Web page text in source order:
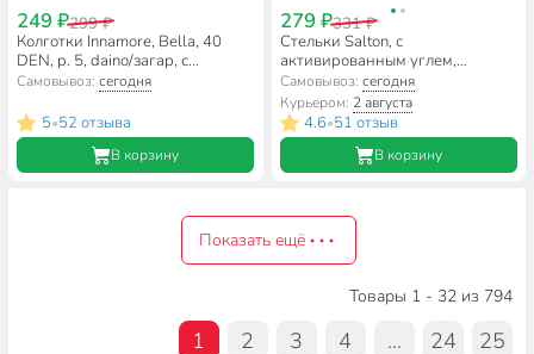
249 ₽299 ₽
Колготки Innamore, Bella, 40
DEN, р. 5, daino/загар, с
шортиками и прозрачным
Самовывоз:сегодня
5•52 отзыва
В корзину
279 ₽331 ₽
Стельки Salton, с
активированным углем,
Антибактериальные,
всесезонные, 53/00
Самовывоз: сегодня
Курьером: 2 августа
4.6•51 отзыв
В корзину
Показать ещё
Товары 1 - 32 из 794
1 2 3 4 ... 24 25